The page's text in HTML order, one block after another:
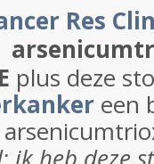
Res
plus deze
een